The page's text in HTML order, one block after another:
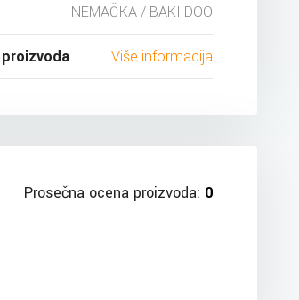
NEMAČKA / BAKI DOO
Više informacija
Prosečna ocena proizvoda: 0